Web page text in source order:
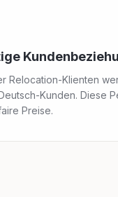
Relocation-Klienten
Kunden. Diese
Preise.